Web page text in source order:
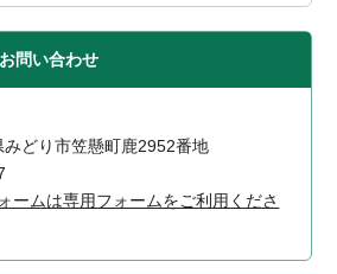
お問い合わせ
どり市笠懸町鹿2952番地
ームは専用フォームをご利用くださ